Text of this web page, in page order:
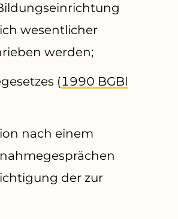
wesentlicher
werden;
(1990 BGBl
nach einem
der zur